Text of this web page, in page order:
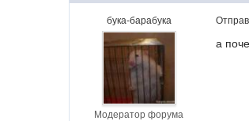
бука-барабука
Модератор форума
а